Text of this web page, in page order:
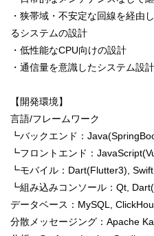
・狭帯域・不安定な回線を経由
るシステムの設計
・低性能なCPU向けの設計
・通信量を意識したシステム設計
【開発環境】
言語/フレームワーク
┗バックエンド：
┗フロントエンド：
┗モバイル：Dart(Flutter3),
┗組み込みコンソール：Qt,
データベース：MySQL,
分散メッセージング：Apache